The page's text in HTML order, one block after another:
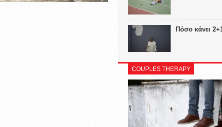
Πόσο κάνει
COUPLES THERAPY